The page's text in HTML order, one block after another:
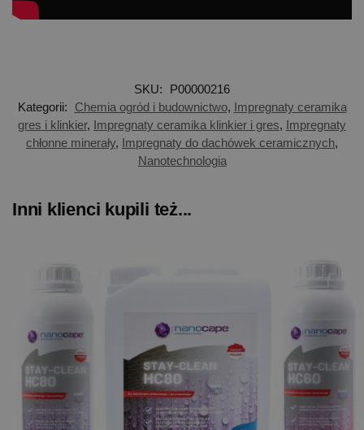
SKU:
P00000216
Kategorii:
Chemia ogród i budownictwo, Impregnaty ceramika
gres i klinkier, Impregnaty ceramika klinkier i gres, Impregnaty
chłonne minerały, Impregnaty do dachówek ceramicznych,
Nanotechnologia
Inni klienci kupili też...